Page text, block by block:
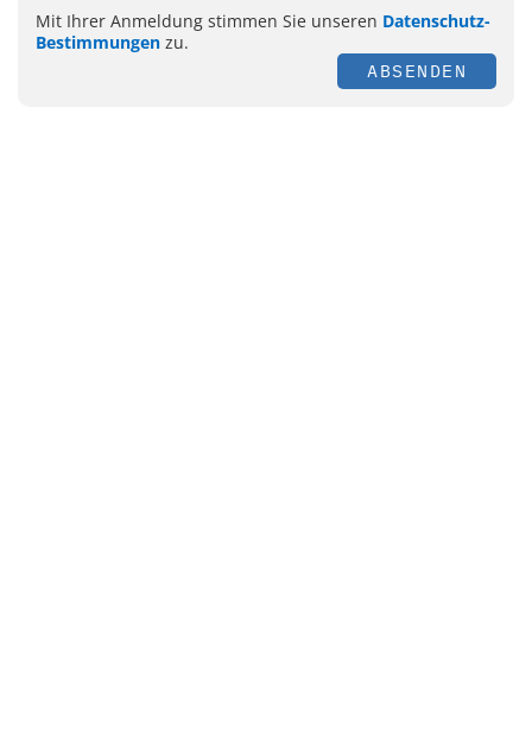
Mit Ihrer Anmeldung stimmen Sie unseren Datenschutz-
Bestimmungen zu.
ABSENDEN